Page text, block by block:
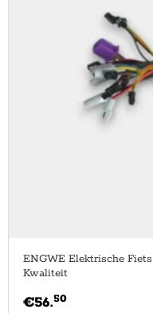
ENGWE Elektrische
Kwaliteit
€56.50